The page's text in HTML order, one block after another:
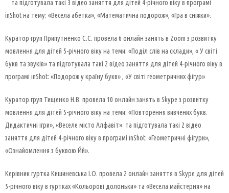
та підготувала такі 3 відео заняття для дітей 4-річного віку в програмі
inShot на тему: «Весела абетка», «Математична подорож», «Гра в сніжки».
Куратор груп Припутненко С.С. провела 6 онлайн занять в Zoom з розвитку
мовлення для дітей 5-річного віку на теми: «Поділ слів на склади», « У світі
букв та звуків» та підготувала такі 2 відео заняття для дітей 4-річного віку в
програмі inShot: «Подорож у країну букв» , «У світі геометричних фігур»
Куратор груп Тищенко Н.В. провела 10 онлайн занять в Skype з розвитку
мовлення для дітей 5-річного віку на теми: «Повторення вивчених букв.
Дидактичні ігри», «Веселе місто Алфавіт» та підготувала такі 2 відео
заняття для дітей 4-річного віку в програмі inShot: «Геометричні фігури»,
«Ознайомлення з буквою Йй».
Керівник гуртка Кишиневська І.О. провела 2 онлайн заняття в Skype для дітей
5-річного віку в гуртках «Кольорові долоньки» та «Весела майстерня» на